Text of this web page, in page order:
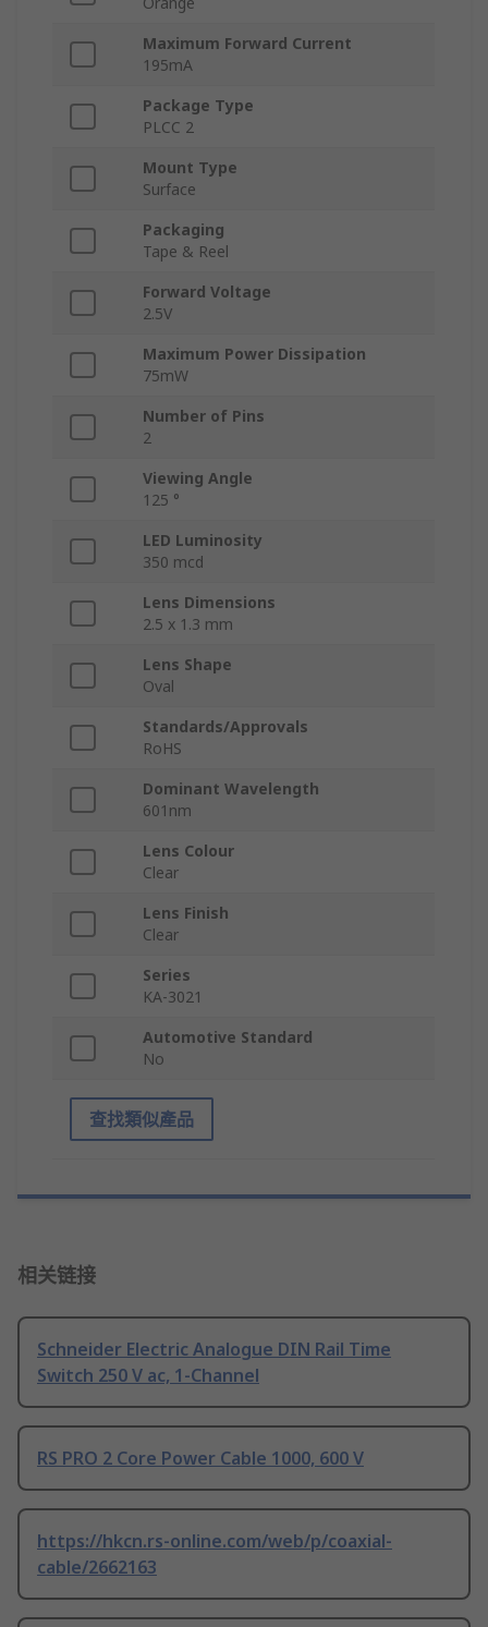
Maximum Forward Current
195mA
Package Type
PLCC 2
Mount Type
Surface
Packaging
Tape & Reel
Forward Voltage
2.5V
Maximum Power Dissipation
75mW
Number of Pins
2
Viewing Angle
125 °
LED Luminosity
350 mcd
Lens Dimensions
2.5 x 1.3 mm
Lens Shape
Oval
Standards/Approvals
RoHS
Dominant Wavelength
601nm
Lens Colour
Clear
Lens Finish
Clear
Series
KA-3021
Automotive Standard
No
查找類似產品
相关链接
Schneider Electric Analogue DIN Rail Time
Switch 250 V ac, 1-Channel
RS PRO 2 Core Power Cable 1000, 600 V
https://hkcn.rs-online.com/web/p/coaxial-
cable/2662163